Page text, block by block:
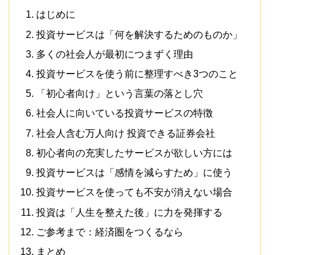
はじめに
投資サービスは「何を解決するためのものか」
多くの社会人が最初につまずく理由
投資サービスを使う前に整理すべき3つのこと
「初心者向け」という言葉の落とし穴
社会人に向いている投資サービスの特徴
社会人含む万人向け 投資できる証券会社
初心者向の充実したサービスが欲しい方には
投資サービスは「感情を減らすため」に使う
投資サービスを使っても不安が消えない場合
投資は「人生を整えた後」に力を発揮する
ご参考まで：経済圏をつくるなら
まとめ